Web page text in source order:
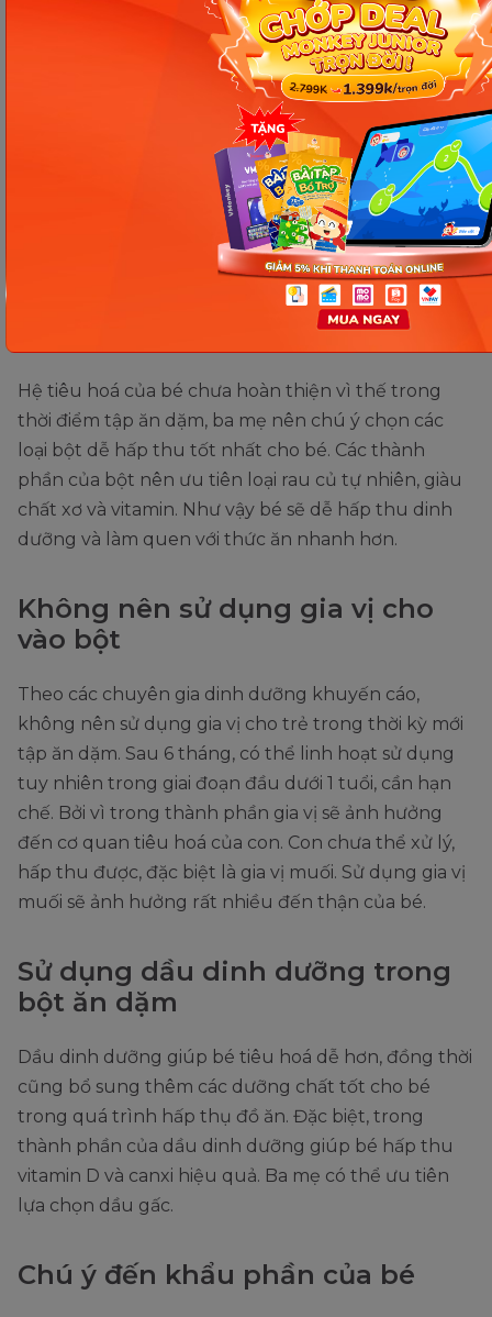
Lựa chọn bột ăn dặm dễ hấp thu. (Ảnh: sưu tầm internet)
Hệ tiêu hoá của bé chưa hoàn thiện vì thế trong
thời điểm tập ăn dặm, ba mẹ nên chú ý chọn các
loại bột dễ hấp thu tốt nhất cho bé. Các thành
phần của bột nên ưu tiên loại rau củ tự nhiên, giàu
chất xơ và vitamin. Như vậy bé sẽ dễ hấp thu dinh
dưỡng và làm quen với thức ăn nhanh hơn.
Không nên sử dụng gia vị cho
vào bột
Theo các chuyên gia dinh dưỡng khuyến cáo,
không nên sử dụng gia vị cho trẻ trong thời kỳ mới
tập ăn dặm. Sau 6 tháng, có thể linh hoạt sử dụng
tuy nhiên trong giai đoạn đầu dưới 1 tuổi, cần hạn
chế. Bởi vì trong thành phần gia vị sẽ ảnh hưởng
đến cơ quan tiêu hoá của con. Con chưa thể xử lý,
hấp thu được, đặc biệt là gia vị muối. Sử dụng gia vị
muối sẽ ảnh hưởng rất nhiều đến thận của bé.
Sử dụng dầu dinh dưỡng trong
bột ăn dặm
Dầu dinh dưỡng giúp bé tiêu hoá dễ hơn, đồng thời
cũng bổ sung thêm các dưỡng chất tốt cho bé
trong quá trình hấp thụ đồ ăn. Đặc biệt, trong
thành phần của dầu dinh dưỡng giúp bé hấp thu
vitamin D và canxi hiệu quả. Ba mẹ có thể ưu tiên
lựa chọn dầu gấc.
Chú ý đến khẩu phần của bé